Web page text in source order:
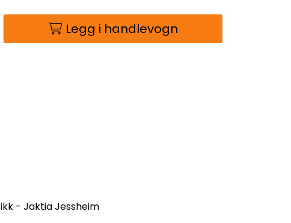
Legg i handlevogn
- Jaktia Jessheim